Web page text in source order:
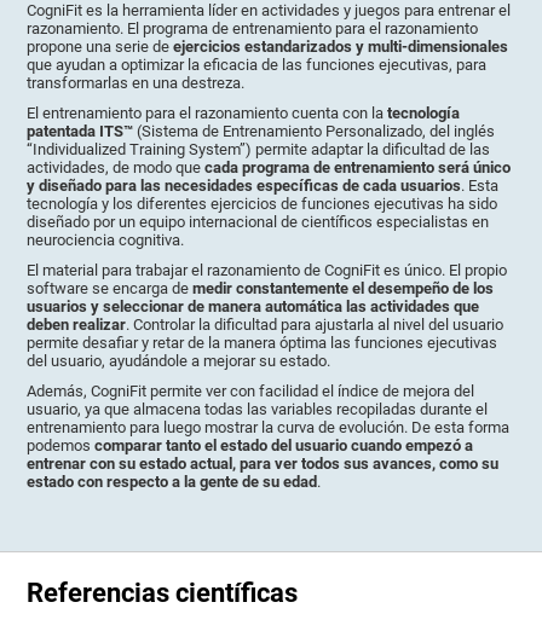
CogniFit es la herramienta líder en actividades y juegos para entrenar el
razonamiento. El programa de entrenamiento para el razonamiento
propone una serie deejercicios estandarizados y multi-dimensionales
que ayudan a optimizar la eficacia de las funciones ejecutivas, para
transformarlas en una destreza.
El entrenamiento para el razonamiento cuenta con latecnología
patentada ITS™ (Sistema de Entrenamiento Personalizado, del inglés
“Individualized Training System”) permite adaptar la dificultad de las
actividades, de modo quecada programa de entrenamiento será único
y diseñado para las necesidades específicas de cada usuarios. Esta
tecnología y los diferentes ejercicios de funciones ejecutivas ha sido
diseñado por un equipo internacional de científicos especialistas en
neurociencia cognitiva.
El material para trabajar el razonamiento de CogniFit es único. El propio
software se encarga demedir constantemente el desempeño de los
usuarios y seleccionar de manera automática las actividades que
deben realizar. Controlar la dificultad para ajustarla al nivel del usuario
permite desafiar y retar de la manera óptima las funciones ejecutivas
del usuario, ayudándole a mejorar su estado.
Además, CogniFit permite ver con facilidad el índice de mejora del
usuario, ya que almacena todas las variables recopiladas durante el
entrenamiento para luego mostrar la curva de evolución. De esta forma
podemoscomparar tanto el estado del usuario cuando empezó a
entrenar con su estado actual, para ver todos sus avances, como su
estado con respecto a la gente de su edad .
Referencias científicas